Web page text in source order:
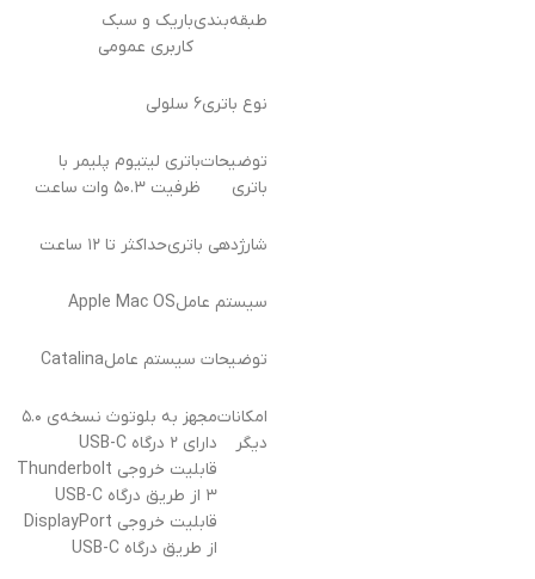
طبقه‌بندیباریک و سبک
کاربری عمومی
نوع باتری۶ سلولی
توضیحات
باتری
باتری لیتیوم پلیمر با
ظرفیت ۵۰.۳ وات ساعت
شارژدهی باتریحداکثر تا ۱۲ ساعت
سیستم عاملApple Mac OS
توضیحات سیستم عاملCatalina
امکانات
دیگر
مجهز به بلوتوث نسخه‌ی ۵.۰
دارای ۲ درگاه USB-C
قابلیت خروجی Thunderbolt
۳ از طریق درگاه USB-C
قابلیت خروجی DisplayPort
از طریق درگاه USB-C